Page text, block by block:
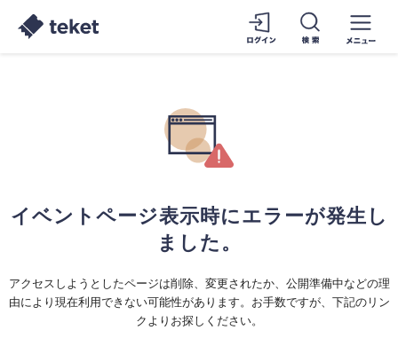
イベントページ表示時にエラーが発生し
ました。
アクセスしようとしたページは削除、変更されたか、公開準備中などの理
由により現在利用できない可能性があります。お手数ですが、下記のリン
クよりお探しください。